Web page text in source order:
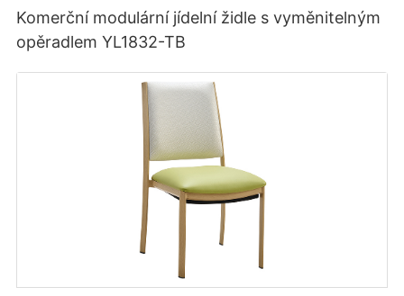
Komerční modulární jídelní židle s vyměnitelným
opěradlem YL1832-TB